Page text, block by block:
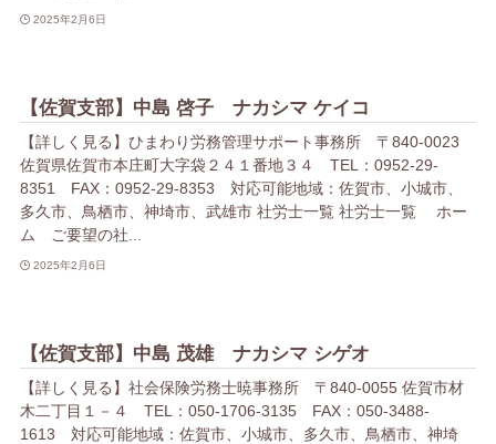
2025年2月6日
【佐賀支部】中島 啓子 ナカシマ ケイコ
【詳しく見る】ひまわり労務管理サポート事務所 〒840-0023
佐賀県佐賀市本庄町大字袋２４１番地３４ TEL：0952-29-
8351 FAX：0952-29-8353 対応可能地域：佐賀市、小城市、
多久市、鳥栖市、神埼市、武雄市 社労士一覧 社労士一覧 ホー
ム ご要望の社...
2025年2月6日
【佐賀支部】中島 茂雄 ナカシマ シゲオ
【詳しく見る】社会保険労務士暁事務所 〒840-0055 佐賀市材
木二丁目１－４ TEL：050-1706-3135 FAX：050-3488-
1613 対応可能地域：佐賀市、小城市、多久市、鳥栖市、神埼